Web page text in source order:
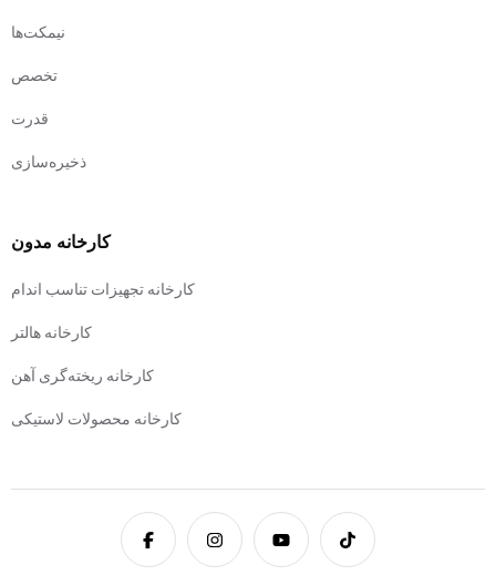
نیمکت‌ها
تخصص
قدرت
ذخیره‌سازی
کارخانه مدون
کارخانه تجهیزات تناسب اندام
کارخانه هالتر
کارخانه ریخته‌گری آهن
کارخانه محصولات لاستیکی